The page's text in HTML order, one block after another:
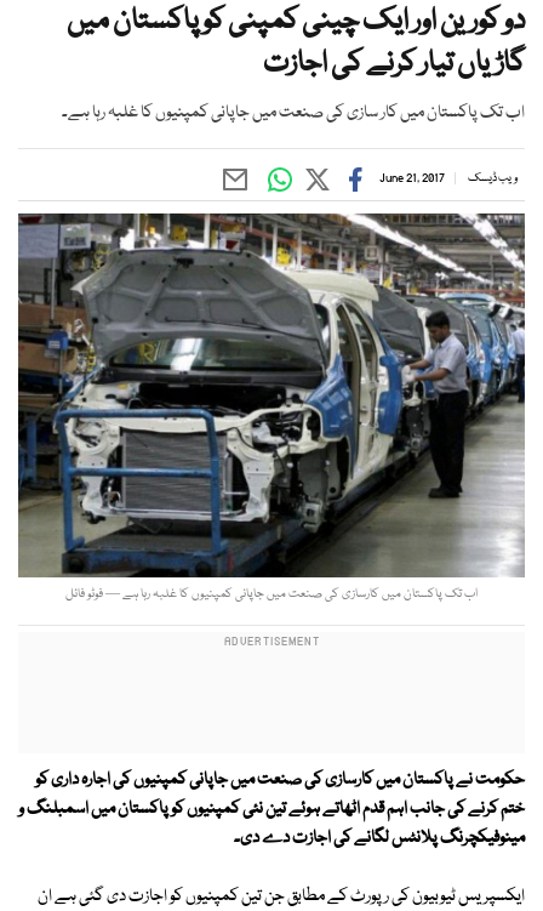
دو کورین اور ایک چینی کمپنی کو پاکستان میں
گاڑیاں تیار کرنے کی اجازت
اب تک پاکستان میں کار سازی کی صنعت میں جاپانی کمپنیوں کا غلبہ رہا ہے۔
ویب ڈیسک June 21, 2017
اب تک پاکستان میں کارسازی کی صنعت میں جاپانی کمپنیوں کا غلبہ رہا ہے — فوٹو فائل
حکومت نے پاکستان میں کارسازی کی صنعت میں جاپانی کمپنیوں کی اجارہ داری کو
ختم کرنے کی جانب اہم قدم اٹھاتے ہوئے تین نئی کمپنیوں کو پاکستان میں اسمبلنگ و
مینوفیکچرنگ پلانٹس لگانے کی اجازت دے دی۔
ایکسپریس ٹیوبیون کی رپورٹ کے مطابق جن تین کمپنیوں کو اجازت دی گئی ہے ان